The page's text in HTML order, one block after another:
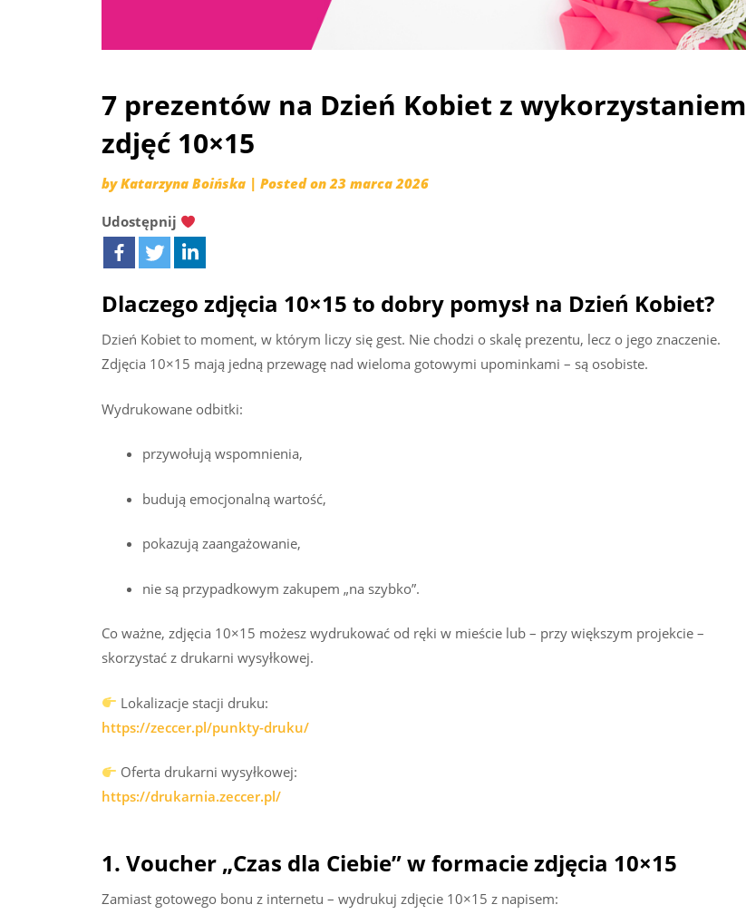
7 prezentów na Dzień Kobiet z wykorzystaniem
zdjęć 10×15
byKatarzyna Boińska | Posted on23 marca 2026
Udostępnij
Dlaczego zdjęcia 10×15 to dobry pomysł na Dzień Kobiet?
Dzień Kobiet to moment, w którym liczy się gest. Nie chodzi o skalę prezentu, lecz o jego znaczenie.
Zdjęcia 10×15 mają jedną przewagę nad wieloma gotowymi upominkami – są osobiste.
Wydrukowane odbitki:
przywołują wspomnienia,
budują emocjonalną wartość,
pokazują zaangażowanie,
nie są przypadkowym zakupem „na szybko”.
Co ważne, zdjęcia 10×15 możesz wydrukować od ręki w mieście lub – przy większym projekcie –
skorzystać z drukarni wysyłkowej.
Lokalizacje stacji druku:
https://zeccer.pl/punkty-druku/
Oferta drukarni wysyłkowej:
https://drukarnia.zeccer.pl/
1. Voucher „Czas dla Ciebie” w formacie zdjęcia 10×15
Zamiast gotowego bonu z internetu – wydrukuj zdjęcie 10×15 z napisem: